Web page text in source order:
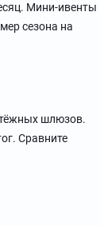
Мини-ивенты
сезона на
шлюзов.
Сравните